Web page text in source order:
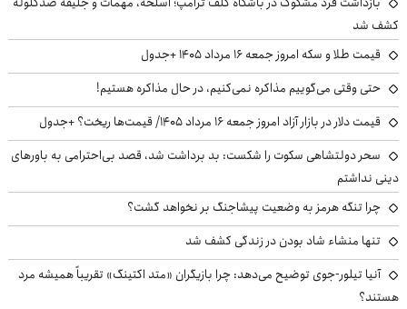
کشف شد
قیمت طلا و سکه امروز جمعه ۱۶ مرداد ۱۴۰۵ +جدول
حتی وقتی می‌گوییم مذاکره نمی‌کنیم، در حال مذاکره هستیم!
قیمت دلار در بازار آزاد امروز جمعه ۱۶ مرداد ۱۴۰۵/ قیمت‌ها ریخت؟ +جدول
سحر دولتشاهی سکوت را شکست: بد برداشت شد، قصد بی‌احترامی به باورهای
دینی نداشتم
چرا تنگه هرمز به وضعیت پیشاجنگ بر نخواهد گشت؟
تنها منشاء شاد بودن در زندگی کشف شد
آنیا تیلور-جوی توضیح می‌دهد: چرا بازیگران «متد اکتینگ» تقریباً همیشه مرد
هستند؟